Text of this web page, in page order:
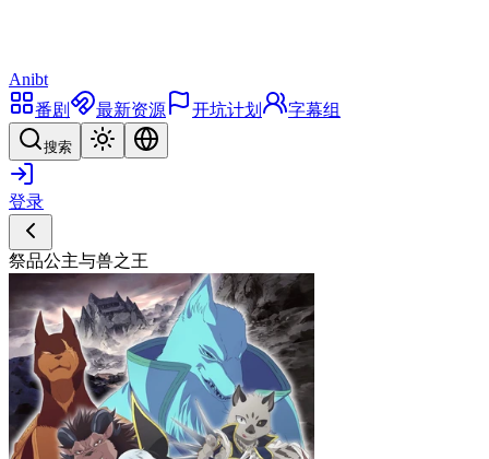
Anibt
番剧
最新资源 开坑计划 字幕组
搜索
登录
祭品公主与兽之王